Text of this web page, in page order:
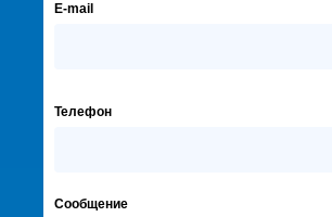
E-mail
Телефон
Сообщение